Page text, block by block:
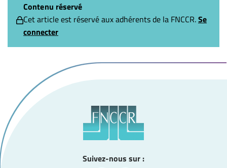
Contenu réservé
Cet article est réservé aux adhérents de la FNCCR.Se
connecter
Suivez-nous sur :